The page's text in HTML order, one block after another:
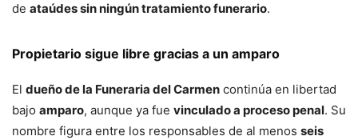
de ataúdes sin ningún tratamiento funerario.
Propietario sigue libre gracias a un amparo
El dueño de la Funeraria del Carmen continúa en libertad
bajo amparo, aunque ya fue vinculado a proceso penal. Su
nombre figura entre los responsables de al menos seis